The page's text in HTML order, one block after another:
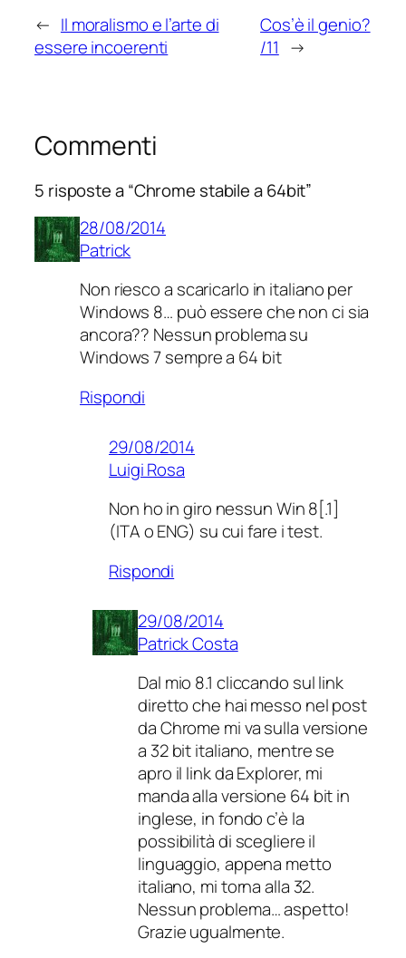
← Il moralismo e l’arte di
essere incoerenti
Cos’è il genio?
/11 →
Commenti
5 risposte a “Chrome stabile a 64bit”
28/08/2014
Patrick
Non riesco a scaricarlo in italiano per
Windows 8… può essere che non ci sia
ancora?? Nessun problema su
Windows 7 sempre a 64 bit
Rispondi
29/08/2014
Luigi Rosa
Non ho in giro nessun Win 8[.1]
(ITA o ENG) su cui fare i test.
Rispondi
29/08/2014
Patrick Costa
Dal mio 8.1 cliccando sul link
diretto che hai messo nel post
da Chrome mi va sulla versione
a 32 bit italiano, mentre se
apro il link da Explorer, mi
manda alla versione 64 bit in
inglese, in fondo c’è la
possibilità di scegliere il
linguaggio, appena metto
italiano, mi torna alla 32.
Nessun problema… aspetto!
Grazie ugualmente.